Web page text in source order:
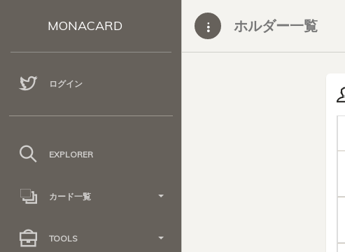
MONACARD
ログイン
EXPLORER
カード一覧
TOOLS
ホルダー一覧